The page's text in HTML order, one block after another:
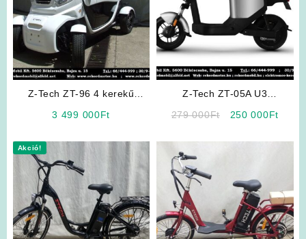
Z-Tech ZT-96 4 kerekű
3 499 000Ft
Z-Tech ZT-05A U3
279 000Ft
Original
was:
250 000Ft
is:
Akció!